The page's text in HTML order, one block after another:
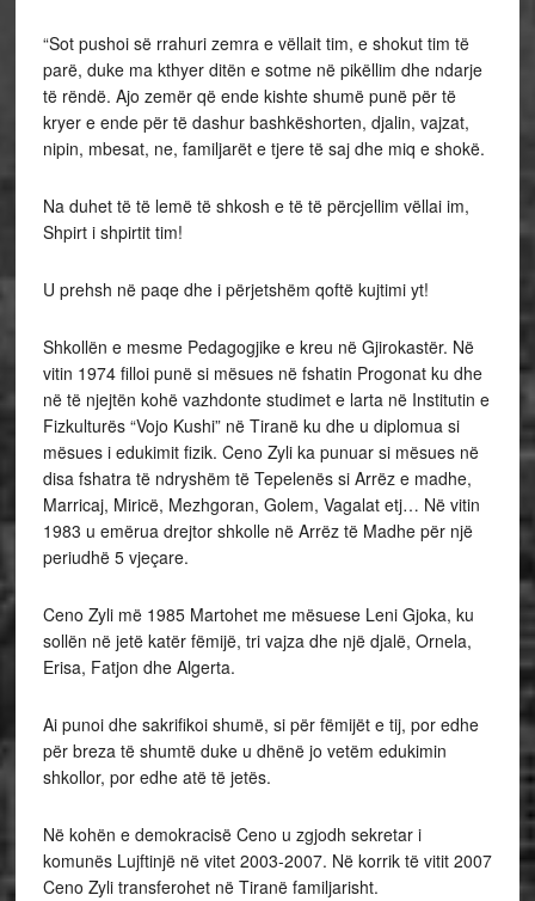
“Sot pushoi së rrahuri zemra e vëllait tim, e shokut tim të
parë, duke ma kthyer ditën e sotme në pikëllim dhe ndarje
të rëndë. Ajo zemër që ende kishte shumë punë për të
kryer e ende për të dashur bashkëshorten, djalin, vajzat,
nipin, mbesat, ne, familjarët e tjere të saj dhe miq e shokë.
Na duhet të të lemë të shkosh e të të përcjellim vëllai im,
Shpirt i shpirtit tim!
U prehsh në paqe dhe i përjetshëm qoftë kujtimi yt!
Shkollën e mesme Pedagogjike e kreu në Gjirokastër. Në
vitin 1974 filloi punë si mësues në fshatin Progonat ku dhe
në të njejtën kohë vazhdonte studimet e larta në Institutin e
Fizkulturës “Vojo Kushi” në Tiranë ku dhe u diplomua si
mësues i edukimit fizik. Ceno Zyli ka punuar si mësues në
disa fshatra të ndryshëm të Tepelenës si Arrëz e madhe,
Marricaj, Miricë, Mezhgoran, Golem, Vagalat etj… Në vitin
1983 u emërua drejtor shkolle në Arrëz të Madhe për një
periudhë 5 vjeçare.
Ceno Zyli më 1985 Martohet me mësuese Leni Gjoka, ku
sollën në jetë katër fëmijë, tri vajza dhe një djalë, Ornela,
Erisa, Fatjon dhe Algerta.
Ai punoi dhe sakrifikoi shumë, si për fëmijët e tij, por edhe
për breza të shumtë duke u dhënë jo vetëm edukimin
shkollor, por edhe atë të jetës.
Në kohën e demokracisë Ceno u zgjodh sekretar i
komunës Lujftinjë në vitet 2003-2007. Në korrik të vitit 2007
Ceno Zyli transferohet në Tiranë familjarisht.